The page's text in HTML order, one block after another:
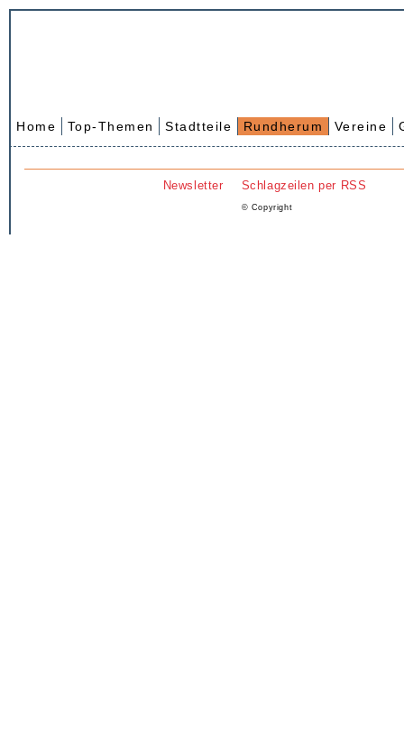
Home Top-Themen Stadtteile Rundherum Vereine
Newsletter Schlagzeilen per RSS
© Copyright